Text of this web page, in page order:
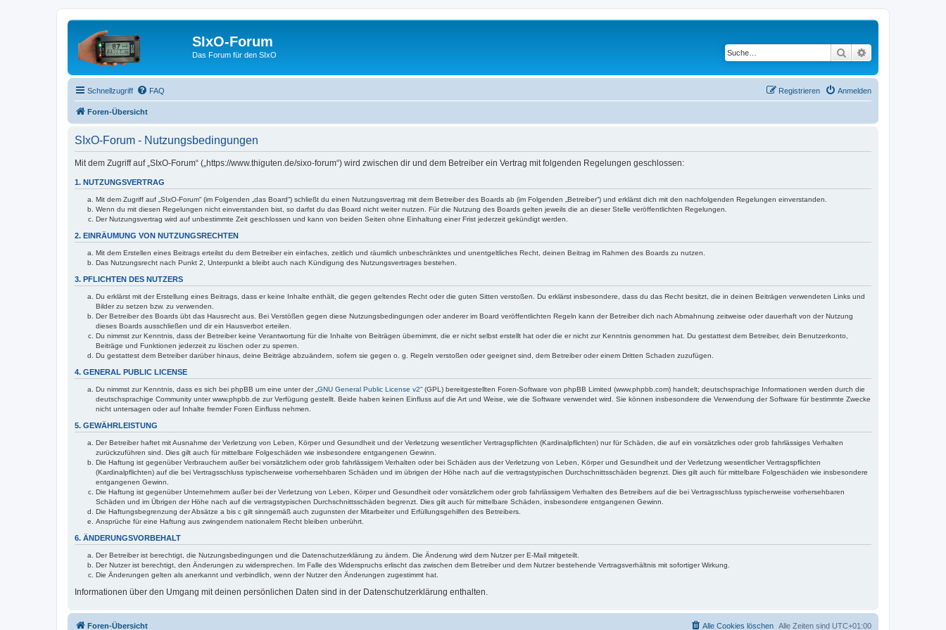
SIxO-Forum
Das Forum für den SIxO Suche
Schnellzugriff FAQ Anmelden
Registrieren
Foren-Übersicht
SIxO-Forum - Nutzungsbedingungen
Mit dem Zugriff auf „SIxO-Forum“ („https://www.thiguten.de/sixo-forum“) wird zwischen dir und dem Betreiber ein Vertrag mit folgenden Regelungen geschlossen:
1. NUTZUNGSVERTRAG
Mit dem Zugriff auf „SIxO-Forum“ (im Folgenden „das Board“) schließt du einen Nutzungsvertrag mit dem Betreiber des Boards ab (im Folgenden „Betreiber“) und erklärst dich mit den nachfolgenden Regelungen einverstanden.
Wenn du mit diesen Regelungen nicht einverstanden bist, so darfst du das Board nicht weiter nutzen. Für die Nutzung des Boards gelten jeweils die an dieser Stelle veröffentlichten Regelungen.
Der Nutzungsvertrag wird auf unbestimmte Zeit geschlossen und kann von beiden Seiten ohne Einhaltung einer Frist jederzeit gekündigt werden.
2. EINRÄUMUNG VON NUTZUNGSRECHTEN
Mit dem Erstellen eines Beitrags erteilst du dem Betreiber ein einfaches, zeitlich und räumlich unbeschränktes und unentgeltliches Recht, deinen Beitrag im Rahmen des Boards zu nutzen.
Das Nutzungsrecht nach Punkt 2, Unterpunkt a bleibt auch nach Kündigung des Nutzungsvertrages bestehen.
3. PFLICHTEN DES NUTZERS
Du erklärst mit der Erstellung eines Beitrags, dass er keine Inhalte enthält, die gegen geltendes Recht oder die guten Sitten verstoßen. Du erklärst insbesondere, dass du das Recht besitzt, die in deinen Beiträgen verwendeten Links und
Bilder zu setzen bzw. zu verwenden.
Der Betreiber des Boards übt das Hausrecht aus. Bei Verstößen gegen diese Nutzungsbedingungen oder anderer im Board veröffentlichten Regeln kann der Betreiber dich nach Abmahnung zeitweise oder dauerhaft von der Nutzung
dieses Boards ausschließen und dir ein Hausverbot erteilen.
Du nimmst zur Kenntnis, dass der Betreiber keine Verantwortung für die Inhalte von Beiträgen übernimmt, die er nicht selbst erstellt hat oder die er nicht zur Kenntnis genommen hat. Du gestattest dem Betreiber, dein Benutzerkonto,
Beiträge und Funktionen jederzeit zu löschen oder zu sperren.
Du gestattest dem Betreiber darüber hinaus, deine Beiträge abzuändern, sofern sie gegen o. g. Regeln verstoßen oder geeignet sind, dem Betreiber oder einem Dritten Schaden zuzufügen.
4. GENERAL PUBLIC LICENSE
Du nimmst zur Kenntnis, dass es sich bei phpBB um eine unter der „ GNU General Public License v2“ (GPL) bereitgestellten Foren-Software von phpBB Limited (www.phpbb.com) handelt; deutschsprachige Informationen werden durch die
deutschsprachige Community unter www.phpbb.de zur Verfügung gestellt. Beide haben keinen Einfluss auf die Art und Weise, wie die Software verwendet wird. Sie können insbesondere die Verwendung der Software für bestimmte Zwecke
nicht untersagen oder auf Inhalte fremder Foren Einfluss nehmen.
5. GEWÄHRLEISTUNG
Der Betreiber haftet mit Ausnahme der Verletzung von Leben, Körper und Gesundheit und der Verletzung wesentlicher Vertragspflichten (Kardinalpflichten) nur für Schäden, die auf ein vorsätzliches oder grob fahrlässiges Verhalten
zurückzuführen sind. Dies gilt auch für mittelbare Folgeschäden wie insbesondere entgangenen Gewinn.
Die Haftung ist gegenüber Verbrauchern außer bei vorsätzlichem oder grob fahrlässigem Verhalten oder bei Schäden aus der Verletzung von Leben, Körper und Gesundheit und der Verletzung wesentlicher Vertragspflichten
(Kardinalpflichten) auf die bei Vertragsschluss typischerweise vorhersehbaren Schäden und im übrigen der Höhe nach auf die vertragstypischen Durchschnittsschäden begrenzt. Dies gilt auch für mittelbare Folgeschäden wie insbesondere
entgangenen Gewinn.
Die Haftung ist gegenüber Unternehmern außer bei der Verletzung von Leben, Körper und Gesundheit oder vorsätzlichem oder grob fahrlässigem Verhalten des Betreibers auf die bei Vertragsschluss typischerweise vorhersehbaren
Schäden und im Übrigen der Höhe nach auf die vertragstypischen Durchschnittsschäden begrenzt. Dies gilt auch für mittelbare Schäden, insbesondere entgangenen Gewinn.
Die Haftungsbegrenzung der Absätze a bis c gilt sinngemäß auch zugunsten der Mitarbeiter und Erfüllungsgehilfen des Betreibers.
Ansprüche für eine Haftung aus zwingendem nationalem Recht bleiben unberührt.
6. ÄNDERUNGSVORBEHALT
Der Betreiber ist berechtigt, die Nutzungsbedingungen und die Datenschutzerklärung zu ändern. Die Änderung wird dem Nutzer per E-Mail mitgeteilt.
Der Nutzer ist berechtigt, den Änderungen zu widersprechen. Im Falle des Widerspruchs erlischt das zwischen dem Betreiber und dem Nutzer bestehende Vertragsverhältnis mit sofortiger Wirkung.
Die Änderungen gelten als anerkannt und verbindlich, wenn der Nutzer den Änderungen zugestimmt hat.
Informationen über den Umgang mit deinen persönlichen Daten sind in der Datenschutzerklärung enthalten.
Foren-Übersicht Alle Zeiten sind UTC+01:00
Alle Cookies löschen